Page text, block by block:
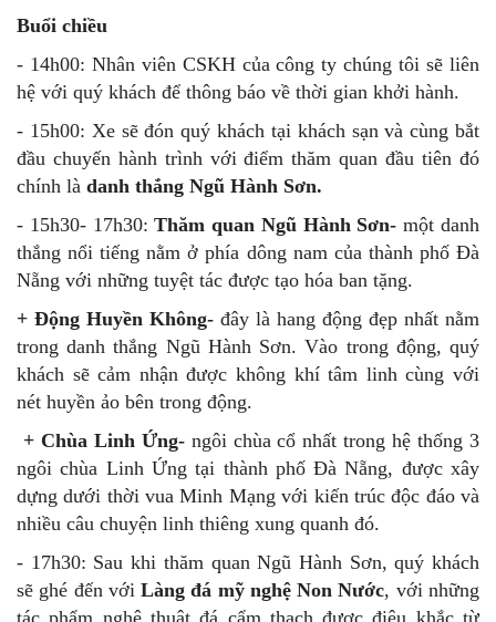
Buổi chiều
- 14h00: Nhân viên CSKH của công ty chúng tôi sẽ liên
hệ với quý khách để thông báo về thời gian khởi hành.
- 15h00: Xe sẽ đón quý khách tại khách sạn và cùng bắt
đầu chuyến hành trình với điểm thăm quan đầu tiên đó
chính là danh thắng Ngũ Hành Sơn.
- 15h30- 17h30:Thăm quan Ngũ Hành Sơn-một danh
thắng nổi tiếng nằm ở phía dông nam của thành phố Đà
Nẵng với những tuyệt tác được tạo hóa ban tặng.
+ Động Huyền Không- đây là hang động đẹp nhất nằm
trong danh thắng Ngũ Hành Sơn. Vào trong động, quý
khách sẽ cảm nhận được không khí tâm linh cùng với
nét huyền ảo bên trong động.
+ Chùa Linh Ứng- ngôi chùa cổ nhất trong hệ thống 3
ngôi chùa Linh Ứng tại thành phố Đà Nẵng, được xây
dựng dưới thời vua Minh Mạng với kiến trúc độc đáo và
nhiều câu chuyện linh thiêng xung quanh đó.
- 17h30: Sau khi thăm quan Ngũ Hành Sơn, quý khách
sẽ ghé đến vớiLàng đá mỹ nghệ Non Nước, với những